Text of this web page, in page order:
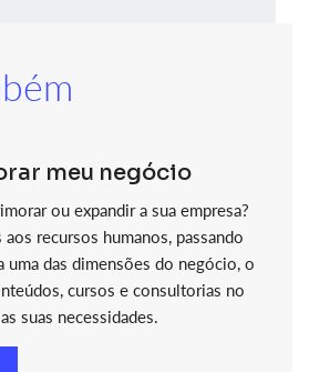
meu negócio
ou expandir a sua empresa?
aos recursos humanos, passando
uma das dimensões do negócio, o
cursos e consultorias no
suas necessidades.